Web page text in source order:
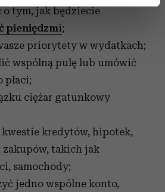
oraz ustaw własne preferencje w
Deklaracji plików cookie możesz
zgodę w dowolnej chwili.
funkcje społecznościowe i
witrynie. Informacje o tym, jak
udostępniamy partnerom
i analitycznym.
te informacje z innymi danymi
o tym, jak będziecie
pieniędzmi;
priorytety w wydatkach;
wspólną pulę lub umówić
płaci;
ciężar gatunkowy
kredytów, hipotek,
takich jak
samochody;
jedno wspólne konto,